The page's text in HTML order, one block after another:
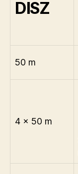
DISZ
50 m
4 x 50 m